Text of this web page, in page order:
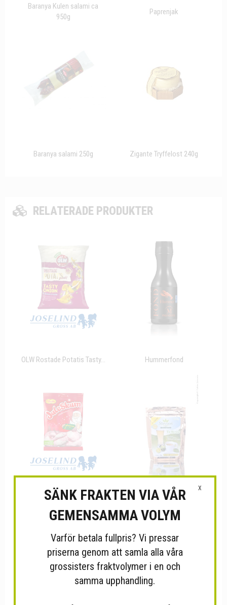
Baranya Kulen salami ca
950g
Paprenjak
Baranya salami 250g Zigante Tryffelost 240g
RELATERADE PRODUKTER
OLW Rostade Potatis Tasty... Hummerfond
Juleskum Cloetta 24x100g Låda med 6 påsar av Grönt...
X
SÄNK FRAKTEN VIA VÅR
GEMENSAMMA VOLYM
Varför betala fullpris? Vi pressar
priserna genom att samla alla våra
grossisters fraktvolymer i en och
samma upphandling.